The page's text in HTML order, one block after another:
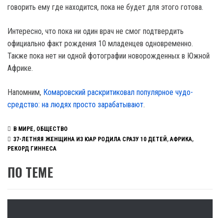
говорить ему где находится, пока не будет для этого готова.
Интересно, что пока ни один врач не смог подтвердить
официально факт рождения 10 младенцев одновременно.
Также пока нет ни одной фотографии новорожденных в Южной
Африке.
Напомним, Комаровский раскритиковал популярное чудо-
средство: на людях просто зарабатывают.
В МИРЕ, ОБЩЕСТВО
37-ЛЕТНЯЯ ЖЕНЩИНА ИЗ ЮАР РОДИЛА СРАЗУ 10 ДЕТЕЙ ,АФРИКА,
РЕКОРД ГИННЕСА
ПО ТЕМЕ